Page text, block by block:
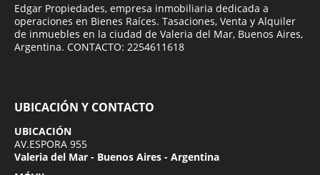
Edgar Propiedades, empresa inmobiliaria dedicada a
operaciones en Bienes Raíces. Tasaciones, Venta y Alquiler
de inmuebles en la ciudad de Valeria del Mar, Buenos Aires,
Argentina. CONTACTO: 2254611618
UBICACIÓN Y CONTACTO
UBICACIÓN
AV.ESPORA 955
Valeria del Mar - Buenos Aires - Argentina